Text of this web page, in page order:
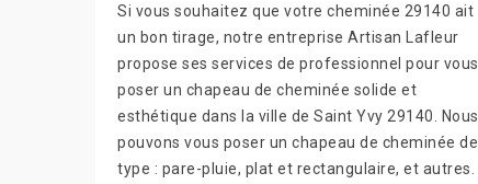
Si vous souhaitez que votre cheminée 29140 ait
un bon tirage, notre entreprise Artisan Lafleur
propose ses services de professionnel pour vous
poser un chapeau de cheminée solide et
esthétique dans la ville de Saint Yvy 29140. Nous
pouvons vous poser un chapeau de cheminée de
type : pare-pluie, plat et rectangulaire, et autres.